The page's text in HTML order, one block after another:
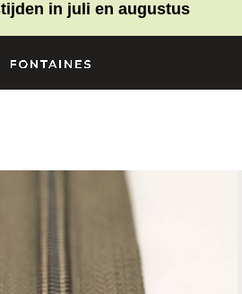
in juli en augustus